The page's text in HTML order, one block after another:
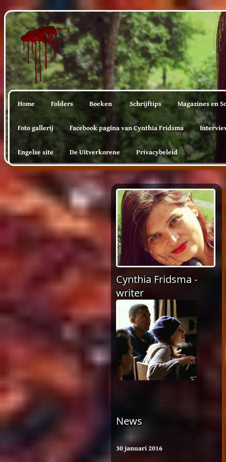
Home Boeken
Folders Schrijftips Magazines en
Foto gallerij Facebook pagina van Cynthia Fridsma
Engelse site De Uitverkorene Privacybeleid
Cynthia Fridsma -
writer
News
30 januari 2016